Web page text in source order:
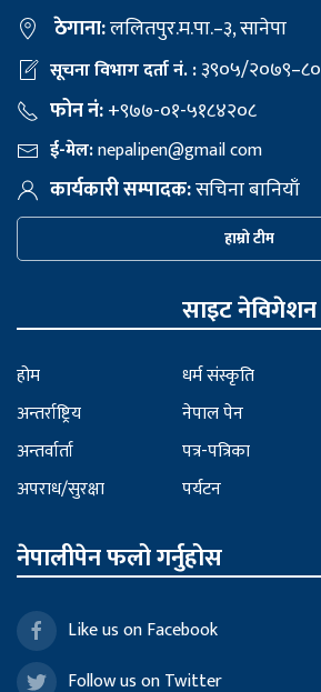
ठेगाना:ललितपुर.म.पा.–३, सानेपा
सूचना विभाग दर्ता नं. :३९०५/२०७९–८०
फोन नं:+९७७-०१-५१८४२०८
ई-मेल:nepalipen@gmail com
कार्यकारी सम्पादक:सचिना बानियाँ
हाम्रो टीम
साइट नेविगेशन
होम
अन्तर्राष्ट्रिय
अन्तर्वार्ता
अपराध/सुरक्षा
धर्म संस्कृति
नेपाल पेन
पत्र-पत्रिका
पर्यटन
नेपालीपेन फलो गर्नुहोस
Like us on Facebook
Follow us on Twitter